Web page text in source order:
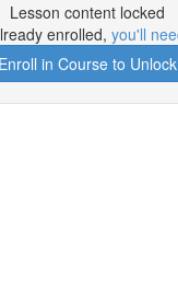
Lesson content locked
enrolled, you'll
Enroll in Course to Unlock